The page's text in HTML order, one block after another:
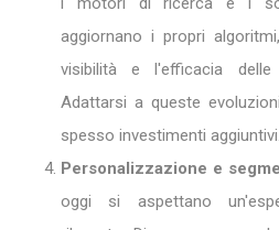
aggiornano i propri
visibilità e l'efficacia delle
Adattarsi a queste
spesso investimenti aggiuntivi.
Personalizzazione e
oggi si aspettano